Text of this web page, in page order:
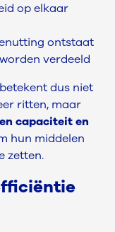
op elkaar
ontstaat
verdeeld
dus niet
ritten, maar
capaciteit en
hun middelen
zetten.